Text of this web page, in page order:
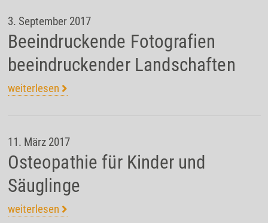
3. September 2017
Beeindruckende Fotografien
beeindruckender Landschaften
weiterlesen
11. März 2017
Osteopathie für Kinder und
Säuglinge
weiterlesen